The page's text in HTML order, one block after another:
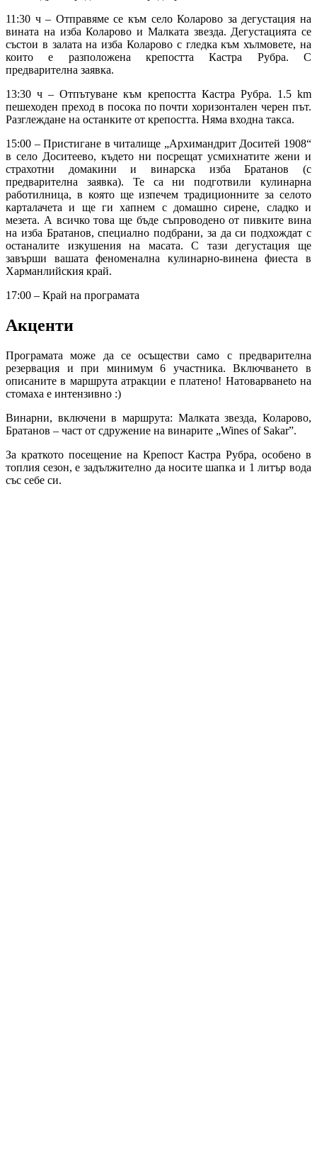
11:30 ч – Отправяме се към село Коларово за дегустация на
вината на изба Коларово и Малката звезда. Дегустацията се
състои в залата на изба Коларово с гледка към хълмовете, на
които е разположена крепостта Кастра Рубра. С
предварителна заявка.
13:30 ч – Отпътуване към крепостта Кастра Рубра. 1.5 km
пешеходен преход в посока по почти хоризонтален черен път.
Разглеждане на останките от крепостта. Няма входна такса.
15:00 – Пристигане в читалище „Архимандрит Доситей 1908“
в село Доситеево, където ни посрещат усмихнатите жени и
страхотни домакини и винарска изба Братанов (с
предварителна заявка). Те са ни подготвили кулинарна
работилница, в която ще изпечем традиционните за селото
карталачета и ще ги хапнем с домашно сирене, сладко и
мезета. А всичко това ще бъде съпроводено от пивките вина
на изба Братанов, специално подбрани, за да си подхождат с
останалите изкушения на масата. С тази дегустация ще
завърши вашата феноменална кулинарно-винена фиеста в
Харманлийския край.
17:00 – Край на програмата
Акценти
Програмата може да се осъществи само с предварителна
резервация и при минимум 6 участника. Включването в
описаните в маршрута атракции е платено! Натоварванеto на
стомаха e интензивно :)
Винарни, включени в маршрута: Малката звезда, Коларово,
Братанов – част от сдружение на винарите „Wines of Sakar”.
За краткото посещение на Крепост Кастра Рубра, особено в
топлия сезон, е задължително да носите шапка и 1 литър вода
със себе си.